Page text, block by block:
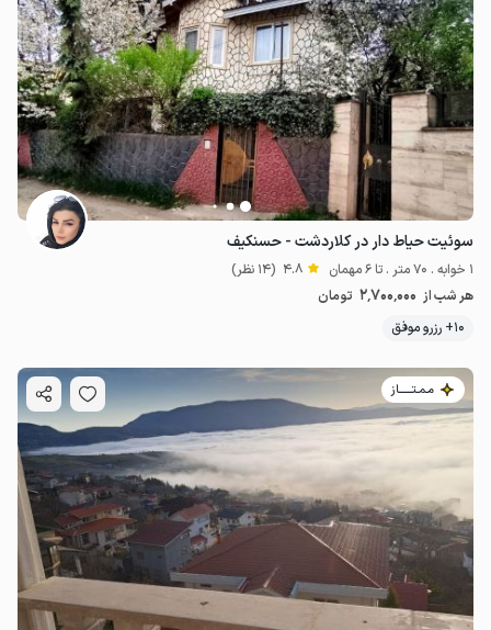
سوئیت حیاط دار در کلاردشت - حسنکیف
1 خوابه . 70 متر . تا 6 مهمان 4.8 (14 نظر)
هر شب از 2٬700٬000 تومان
10+ رزرو موفق
مـمـتــــــاز